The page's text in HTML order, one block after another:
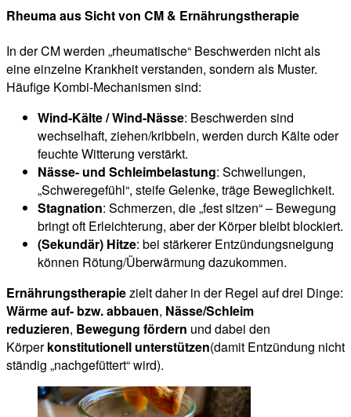
Rheuma aus Sicht von CM & Ernährungstherapie
In der CM werden „rheumatische“ Beschwerden nicht als
eine einzelne Krankheit verstanden, sondern als Muster.
Häufige Kombi-Mechanismen sind:
Wind-Kälte / Wind-Nässe: Beschwerden sind
wechselhaft, ziehen/kribbeln, werden durch Kälte oder
feuchte Witterung verstärkt.
Nässe- und Schleimbelastung: Schwellungen,
„Schweregefühl“, steife Gelenke, träge Beweglichkeit.
Stagnation: Schmerzen, die „fest sitzen“ – Bewegung
bringt oft Erleichterung, aber der Körper bleibt blockiert.
(Sekundär) Hitze: bei stärkerer Entzündungsneigung
können Rötung/Überwärmung dazukommen.
Ernährungstherapiezielt daher in der Regel auf drei Dinge:
Wärme auf- bzw. abbauen, Nässe/Schleim
reduzieren, Bewegung fördern und dabei den
Körperkonstitutionell unterstützen(damit Entzündung nicht
ständig „nachgefüttert“ wird).